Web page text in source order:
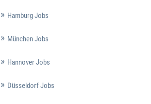
Hamburg Jobs
München Jobs
Hannover Jobs
Düsseldorf Jobs